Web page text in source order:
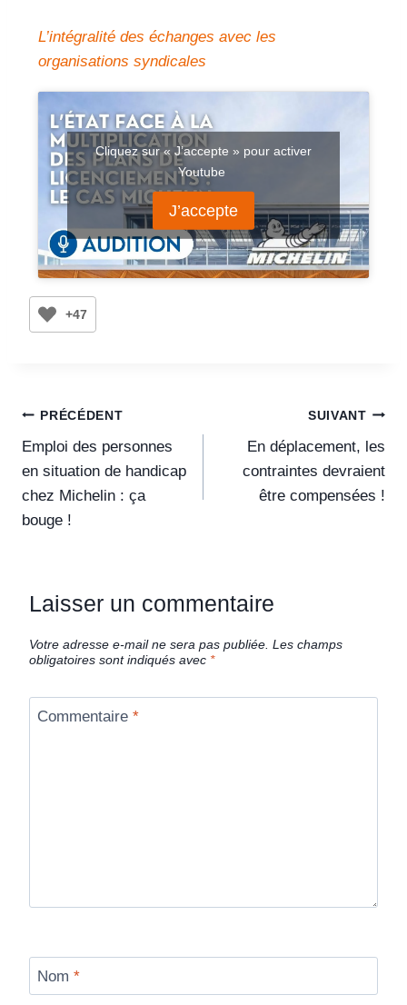
L’intégralité des échanges avec les
organisations syndicales
Cliquez sur « J’accepte » pour activer
Youtube
J’accepte
+47
PRÉCÉDENT
Emploi des personnes
en situation de handicap
chez Michelin : ça
bouge !
SUIVANT
En déplacement, les
contraintes devraient
être compensées !
Laisser un commentaire
Votre adresse e-mail ne sera pas publiée. Les champs
obligatoires sont indiqués avec *
Commentaire *
Nom *